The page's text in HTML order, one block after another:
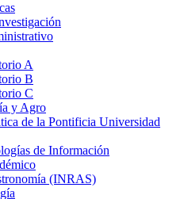
A
B
C
y Agro
de la Pontificia Universidad
de Información
(INRAS)